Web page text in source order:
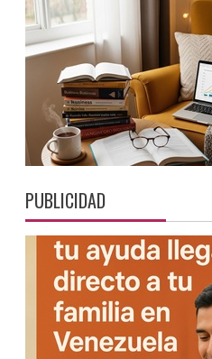
PUBLICIDAD